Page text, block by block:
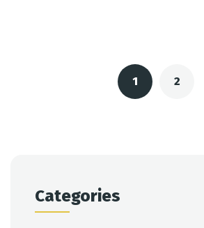
navigation
1 2
Categories